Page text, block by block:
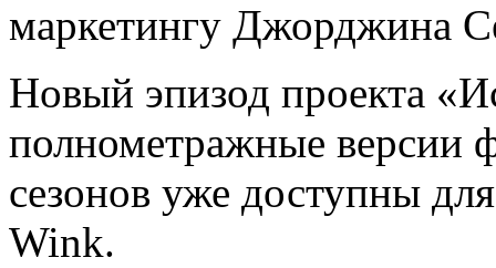
маркетингу Джорджина
Новый эпизод проекта
полнометражные версии
сезонов уже доступны
Wink.